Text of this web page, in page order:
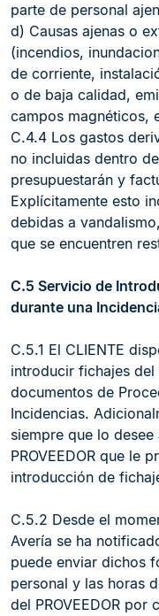
parte de personal
d) Causas ajenas o
(incendios,
de corriente,
o de baja calidad,
campos magnéticos,
C.4.4 Los gastos
no incluidas dentro
presupuestarán y
Explícitamente esto
debidas a
que se encuentren
C.5 Servicio de
durante una
C.5.1 El CLIENTE
introducir fichajes
documentos de
Incidencias.
siempre que lo
PROVEEDOR que le
introducción de
C.5.2 Desde el
Avería se ha
puede enviar dichos
personal y las horas
del PROVEEDOR